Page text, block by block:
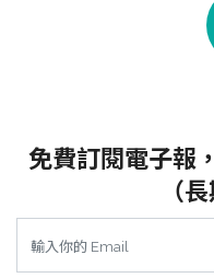
免費訂閱電子報
（